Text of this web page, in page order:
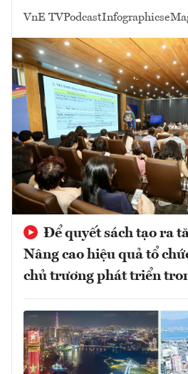
VnE TVPodcastInfographics
Để quyết sách tạo ra
Nâng cao hiệu quả tổ
chủ trương phát triển